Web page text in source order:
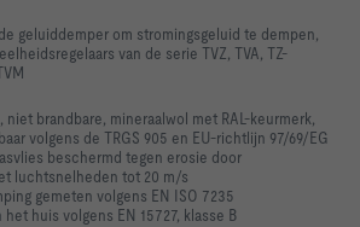
geluiddemper om stromingsgeluid te dempen,
van de serie TVZ, TVA, TZ-
niet brandbare, mineraalwol met RAL-keurmerk,
volgens de TRGS 905 en EU-richtlijn 97/69/EG
beschermd tegen erosie door
luchtsnelheden tot 20 m/s
gemeten volgens EN ISO 7235
huis volgens EN 15727, klasse B